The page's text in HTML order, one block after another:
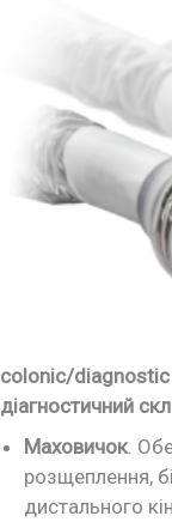
colonic/diagnostic
діагностичний
Маховичок .
розщеплення,
дистального